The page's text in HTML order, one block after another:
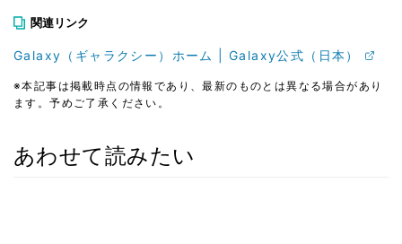
関連リンク
Galaxy（ギャラクシー）ホーム | Galaxy公式（日本）
※本記事は掲載時点の情報であり、最新のものとは異なる場合があり
ます。予めご了承ください。
あわせて読みたい